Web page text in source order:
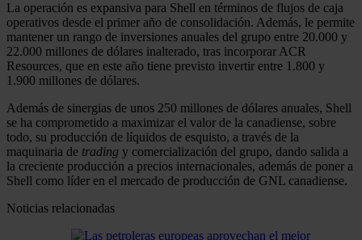
La operación es expansiva para Shell en términos de flujos de caja
operativos desde el primer año de consolidación. Además, le permite
mantener un rango de inversiones anuales del grupo entre 20.000 y
22.000 millones de dólares inalterado, tras incorporar ACR
Resources, que en este año tiene previsto invertir entre 1.800 y
1.900 millones de dólares.
Además de sinergias de unos 250 millones de dólares anuales, Shell
se ha comprometido a maximizar el valor de la canadiense, sobre
todo, su producción de líquidos de esquisto, a través de la
maquinaria de trading y comercialización del grupo, dando salida a
la creciente producción a precios internacionales, además de poner a
Shell como líder en el mercado de producción de GNL canadiense.
Noticias relacionadas